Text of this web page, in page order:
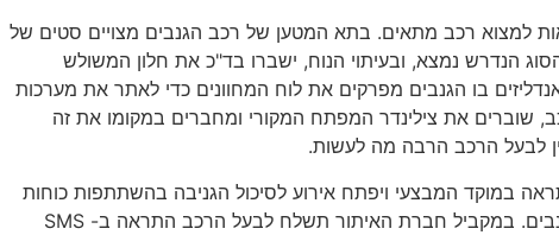
למצוא רכב מתאים. בתא המטען של רכב הגנבים מצויים סטים של
הנדרש נמצא, ובעיתוי הנוח, ישברו בד"כ את חלון המשולש
בו הגנבים מפרקים את לוח המחוונים כדי לאתר את מערכות
את צילינדר המפתח המקורי ומחברים במקומו את זה
לבעל הרכב הרבה מה לעשות.
במוקד המבצעי ויפתח אירוע לסיכול הגניבה בהשתתפות כוחות
סיור ואכיפה בשילוב כוחות משטרה לתפיסת הרכב וחוליית הגנבים. במקביל חברת האיתור תשלח לבעל הרכב התראה ב- SMS